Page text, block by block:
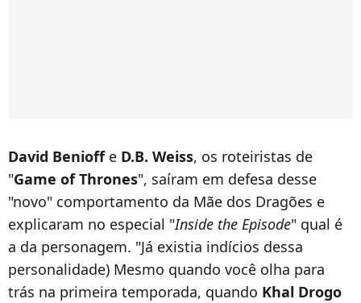
David Benioffe D.B. Weiss, os roteiristas de
"Game of Thrones", saíram em defesa desse
"novo" comportamento da Mãe dos Dragões e
explicaram no especial "Inside the Episode" qual é
a da personagem. "Já existia indícios dessa
personalidade) Mesmo quando você olha para
trás na primeira temporada, quando Khal Drogo